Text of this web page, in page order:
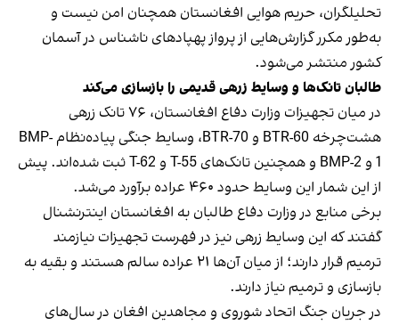
تحلیلگران، حریم هوایی افغانستان همچنان امن نیست و
به‌طور مکرر گزارش‌هایی از پرواز پهپادهای ناشناس در آسمان
کشور منتشر می‌شود.
طالبان تانک‌ها و وسایط زرهی قدیمی را بازسازی می‌کند
در میان تجهیزات وزارت دفاع افغانستان، ۷۶ تانک زرهی
هشت‌چرخه BTR-60 و BTR-70، وسایط جنگی پیاده‌نظام BMP-
1 و BMP-2 و همچنین تانک‌های T-55 و T-62 ثبت شده‌اند. پیش
از این شمار این وسایط حدود ۴۶۰ عراده برآورد می‌شد.
برخی منابع در وزارت دفاع طالبان به افغانستان اینترنشنال
گفتند که این وسایط زرهی نیز در فهرست تجهیزات نیازمند
ترمیم قرار دارند؛ از میان آن‌ها ۲۱ عراده سالم هستند و بقیه به
بازسازی و ترمیم نیاز دارند.
در جریان جنگ اتحاد شوروی و مجاهدین افغان در سال‌های